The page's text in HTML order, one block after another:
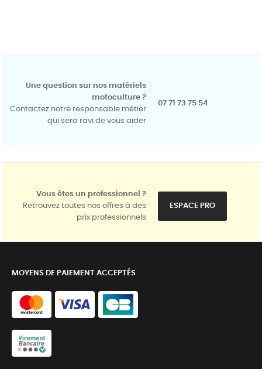
Une question sur nos matériels
motoculture ?
Contactez notre responsable métier
qui sera ravi de vous aider
07 71 73 75 54
Vous êtes un professionnel ?
Retrouvez toutes nos offres à des
prix professionnels
ESPACE PRO
MOYENS DE PAIEMENT ACCEPTÉS